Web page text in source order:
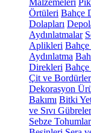
Malzemeleri
Örtüleri Bahçe
Dolapları
Aydınlatmalar
Aplikleri
Aydınlatma
Direkleri
Çit ve
Dekorasyon
Bakımı Bitki
ve Sıvı Gübreler
Sebze